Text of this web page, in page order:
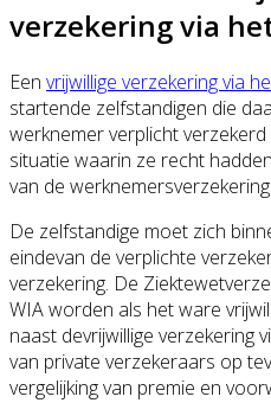
verzekering via
Een vrijwillige verzekering via
startende zelfstandigen die
werknemer verplicht
situatie waarin ze recht
van de
De zelfstandige moet zich
eindevan de verplichte
verzekering. De
WIA worden als het ware
naast devrijwillige verzekering
van private verzekeraars op
vergelijking van premie en